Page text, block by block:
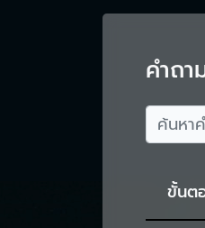
คำถ
ขั้นต